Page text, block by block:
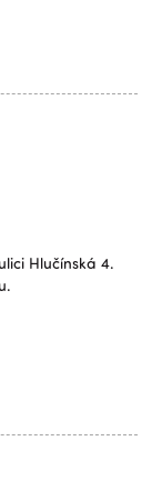
Hlučínská 4.